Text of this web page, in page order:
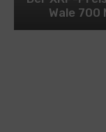
Wale 700